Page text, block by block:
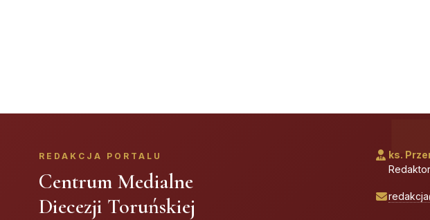
REDAKCJA PORTALU
Centrum Medialne
Diecezji Toruńskiej
ks.